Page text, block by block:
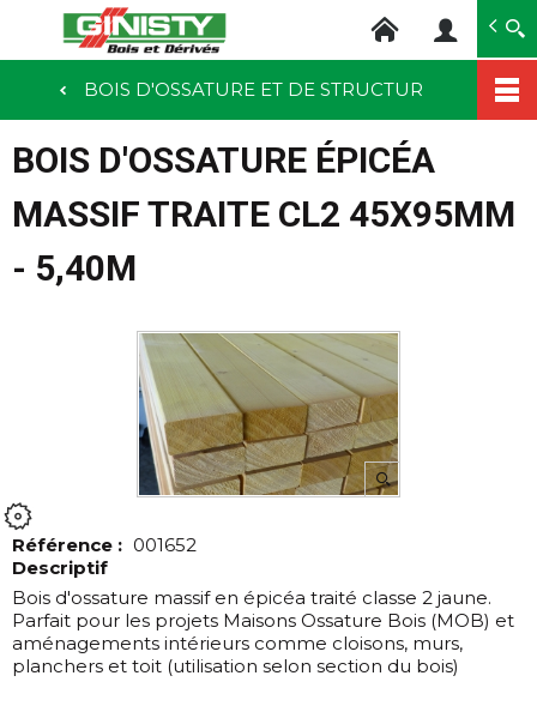
au
contenu
BOIS D'OSSATURE ET DE STRUCTUR
BOIS D'OSSATURE ÉPICÉA
MASSIF TRAITE CL2 45X95MM
- 5,40M
Référence : 001652
Descriptif
Bois d'ossature massif en épicéa traité classe 2 jaune.
Parfait pour les projets Maisons Ossature Bois (MOB) et
aménagements intérieurs comme cloisons, murs,
planchers et toit (utilisation selon section du bois)